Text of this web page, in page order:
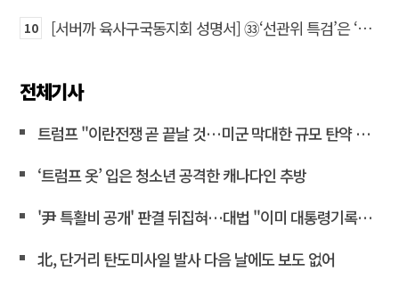
10 [서버까 육사구국동지회 성명서] ㉝‘선관위 특검’은 ‘부정선거 특검’으로 명명하고 박주현 변호사를 ‘특검’으로 임명하라!
전체기사
트럼프 "이란전쟁 곧 끝날 것…미군 막대한 규모 탄약 보유"
‘트럼프 옷’ 입은 청소년 공격한 캐나다인 추방
'尹 특활비 공개' 판결 뒤집혀…대법 "이미 대통령기록관 이관"
北, 단거리 탄도미사일 발사 다음 날에도 보도 없어